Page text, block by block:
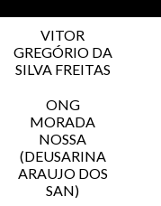
VITOR
GREGÓRIO DA
SILVA FREITAS
ONG
MORADA
NOSSA
(DEUSARINA
ARAUJO DOS
SAN)